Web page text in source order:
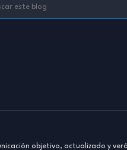
objetivo, actualizado y